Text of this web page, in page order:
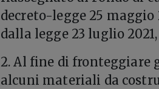
decreto-legge 25 maggio
dalla legge 23 luglio 2021,
2. Al fine di fronteggiare
alcuni materiali da